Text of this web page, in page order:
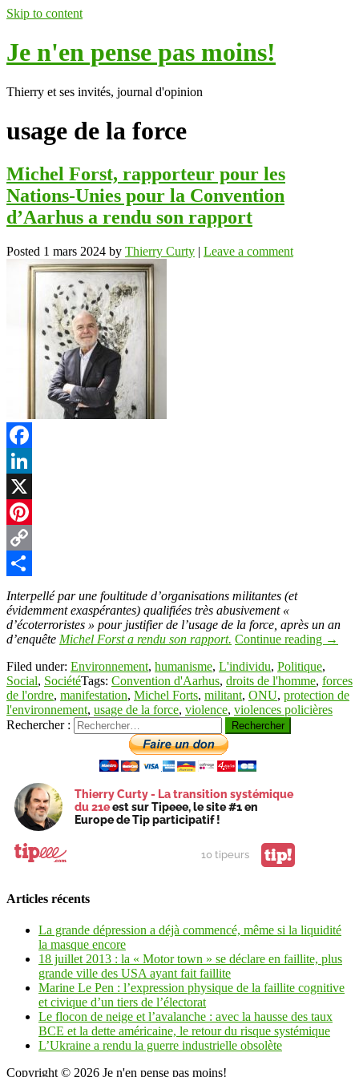
Skip to content
Je n'en pense pas moins!
Thierry et ses invités, journal d'opinion
usage de la force
Michel Forst, rapporteur pour les
Nations-Unies pour la Convention
d’Aarhus a rendu son rapport
Posted 1 mars 2024 by Thierry Curty | Leave a comment
Facebook
LinkedIn
X
Pinterest
Copy
Link
Partager
Interpellé par une foultitude d’organisations militantes (et
évidemment exaspérantes) qualifiées très abusivement «
d’écoterroristes » pour justifier de l’usage de la force, après un an
d’enquête Michel Forst a rendu son rapport. Continue reading →
Filed under: Environnement, humanisme, L'individu, Politique,
Social, SociétéTags: Convention d'Aarhus, droits de l'homme, forces
de l'ordre, manifestation, Michel Forts, militant, ONU, protection de
l'environnement, usage de la force, violence, violences policières
Rechercher :
Thierry Curty - La transition systémique
du 21eest sur Tipeee, le site #1 en
Europe de Tip participatif !
10 tipeurs tip!
Articles récents
La grande dépression a déjà commencé, même si la liquidité
la masque encore
18 juillet 2013 : la « Motor town » se déclare en faillite, plus
grande ville des USA ayant fait faillite
Marine Le Pen : l’expression physique de la faillite cognitive
et civique d’un tiers de l’électorat
Le flocon de neige et l’avalanche : avec la hausse des taux
BCE et la dette américaine, le retour du risque systémique
L’Ukraine a rendu la guerre industrielle obsolète
Copyright © 2026 Je n'en pense pas moins!